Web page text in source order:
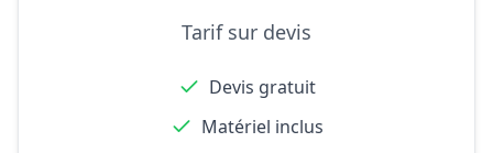
Tarif sur devis
Devis gratuit
Matériel inclus